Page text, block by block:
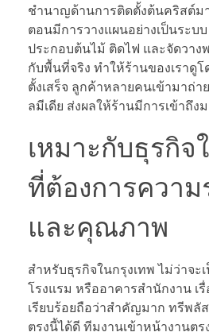
ชำนาญด้านการติดตั้งต้นคริสต์ม
ตอนมีการวางแผนอย่างเป็นระบ
ประกอบต้นไม้ ติดไฟ และจัดวาง
กับพื้นที่จริง ทำให้ร้านของเราดู
ตั้งเสร็จ ลูกค้าหลายคนเข้ามาถ่
ลมีเดีย ส่งผลให้ร้านมีการเข้าถึง
เหมาะกับธุรกิจ
ที่ต้องการความ
และคุณภาพ
สำหรับธุรกิจในกรุงเทพ ไม่ว่าจะ
โรงแรม หรืออาคารสำนักงาน เรื่
เรียบร้อยถือว่าสำคัญมาก ทรีพลั
ตรงนี้ได้ดี ทีมงานเข้าหน้างานตร